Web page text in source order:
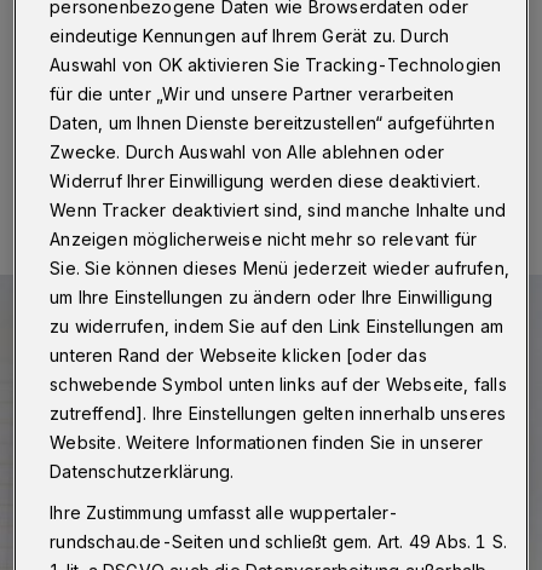
Betr.: Entlaufener Hund
personenbezogene Daten wie Browserdaten oder
eindeutige Kennungen auf Ihrem Gerät zu. Durch
Auswahl von OK aktivieren Sie Tracking-Technologien
für die unter „Wir und unsere Partner verarbeiten
Daten, um Ihnen Dienste bereitzustellen“ aufgeführten
Zwecke. Durch Auswahl von Alle ablehnen oder
Widerruf Ihrer Einwilligung werden diese deaktiviert.
Wenn Tracker deaktiviert sind, sind manche Inhalte und
Anzeigen möglicherweise nicht mehr so relevant für
Sie. Sie können dieses Menü jederzeit wieder aufrufen,
um Ihre Einstellungen zu ändern oder Ihre Einwilligung
zu widerrufen, indem Sie auf den Link Einstellungen am
unteren Rand der Webseite klicken [oder das
schwebende Symbol unten links auf der Webseite, falls
zutreffend]. Ihre Einstellungen gelten innerhalb unseres
Website. Weitere Informationen finden Sie in unserer
Datenschutzerklärung.
Ihre Zustimmung umfasst alle wuppertaler-
rundschau.de-Seiten und schließt gem. Art. 49 Abs. 1 S.